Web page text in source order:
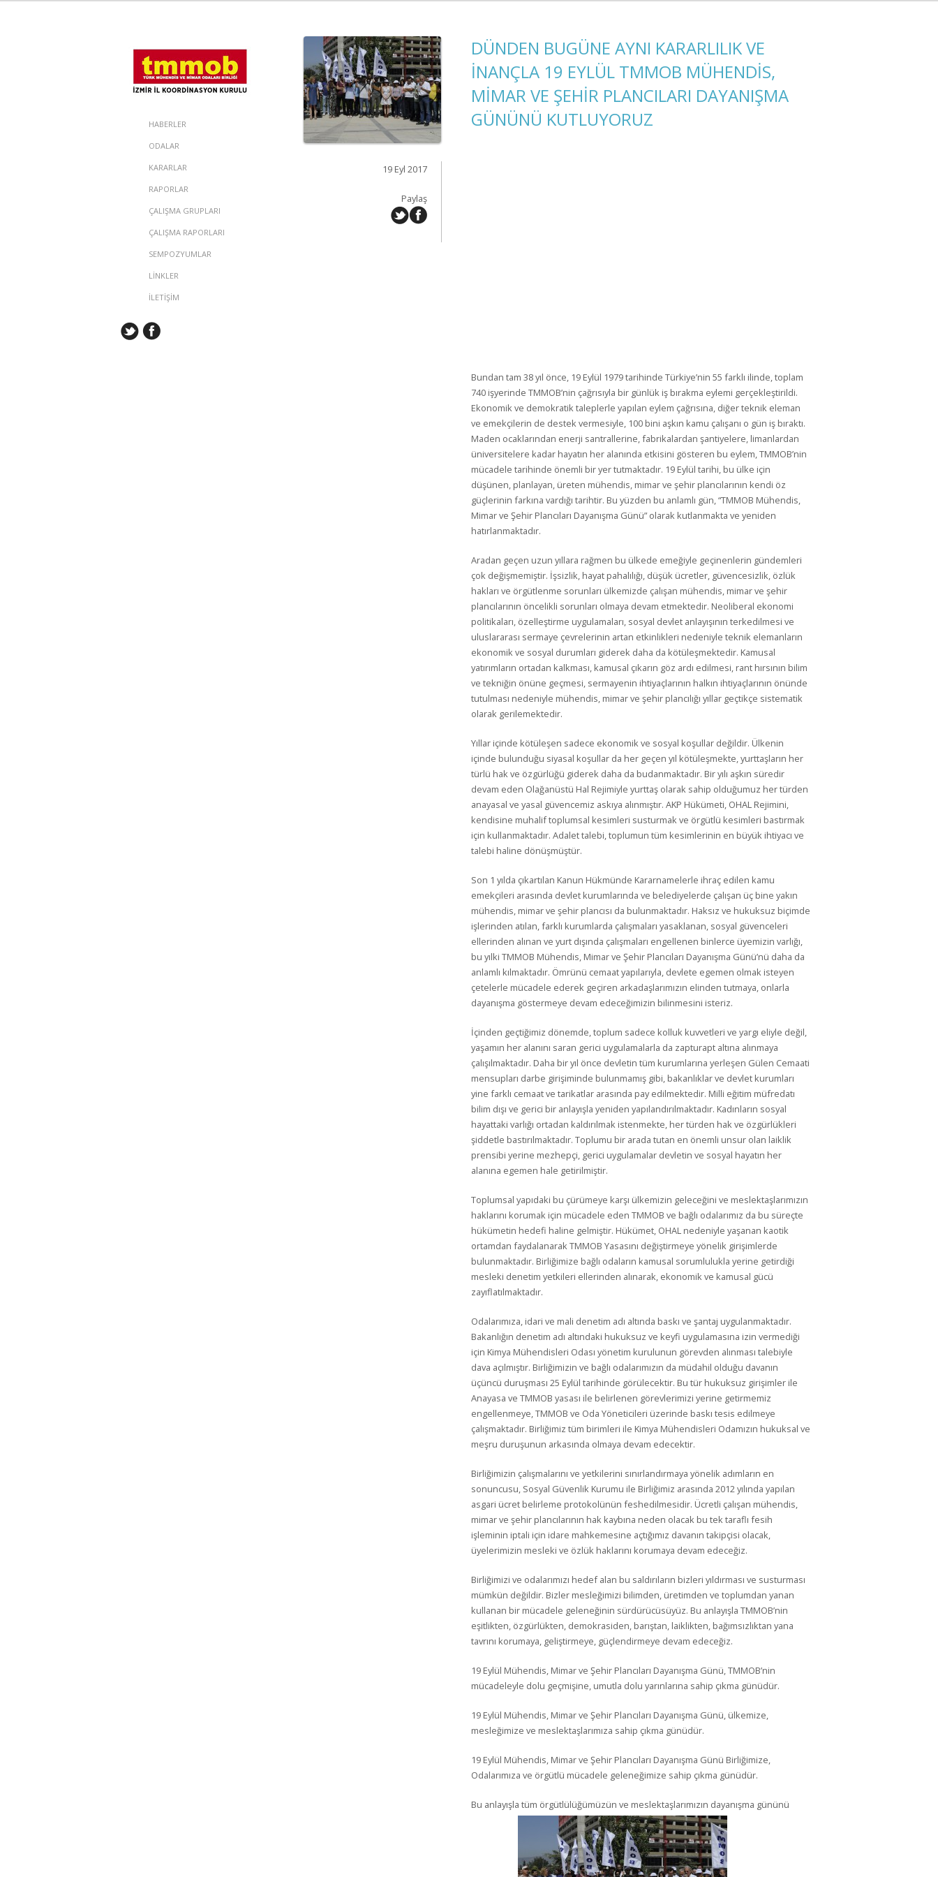
HABERLER
ODALAR
KARARLAR
RAPORLAR
ÇALIŞMA GRUPLARI
ÇALIŞMA RAPORLARI
SEMPOZYUMLAR
LİNKLER
İLETİŞİM
19 Eyl 2017
Paylaş
DÜNDEN BUGÜNE AYNI KARARLILIK VE
İNANÇLA 19 EYLÜL TMMOB MÜHENDİS,
MİMAR VE ŞEHİR PLANCILARI DAYANIŞMA
GÜNÜNÜ KUTLUYORUZ
Bundan tam 38 yıl önce, 19 Eylül 1979 tarihinde Türkiye’nin 55 farklı ilinde, toplam
740 işyerinde TMMOB’nin çağrısıyla bir günlük iş bırakma eylemi gerçekleştirildi.
Ekonomik ve demokratik taleplerle yapılan eylem çağrısına, diğer teknik eleman
ve emekçilerin de destek vermesiyle, 100 bini aşkın kamu çalışanı o gün iş bıraktı.
Maden ocaklarından enerji santrallerine, fabrikalardan şantiyelere, limanlardan
üniversitelere kadar hayatın her alanında etkisini gösteren bu eylem, TMMOB’nin
mücadele tarihinde önemli bir yer tutmaktadır. 19 Eylül tarihi, bu ülke için
düşünen, planlayan, üreten mühendis, mimar ve şehir plancılarının kendi öz
güçlerinin farkına vardığı tarihtir. Bu yüzden bu anlamlı gün, “TMMOB Mühendis,
Mimar ve Şehir Plancıları Dayanışma Günü” olarak kutlanmakta ve yeniden
hatırlanmaktadır.
Aradan geçen uzun yıllara rağmen bu ülkede emeğiyle geçinenlerin gündemleri
çok değişmemiştir. İşsizlik, hayat pahalılığı, düşük ücretler, güvencesizlik, özlük
hakları ve örgütlenme sorunları ülkemizde çalışan mühendis, mimar ve şehir
plancılarının öncelikli sorunları olmaya devam etmektedir. Neoliberal ekonomi
politikaları, özelleştirme uygulamaları, sosyal devlet anlayışının terkedilmesi ve
uluslararası sermaye çevrelerinin artan etkinlikleri nedeniyle teknik elemanların
ekonomik ve sosyal durumları giderek daha da kötüleşmektedir. Kamusal
yatırımların ortadan kalkması, kamusal çıkarın göz ardı edilmesi, rant hırsının bilim
ve tekniğin önüne geçmesi, sermayenin ihtiyaçlarının halkın ihtiyaçlarının önünde
tutulması nedeniyle mühendis, mimar ve şehir plancılığı yıllar geçtikçe sistematik
olarak gerilemektedir.
Yıllar içinde kötüleşen sadece ekonomik ve sosyal koşullar değildir. Ülkenin
içinde bulunduğu siyasal koşullar da her geçen yıl kötüleşmekte, yurttaşların her
türlü hak ve özgürlüğü giderek daha da budanmaktadır. Bir yılı aşkın süredir
devam eden Olağanüstü Hal Rejimiyle yurttaş olarak sahip olduğumuz her türden
anayasal ve yasal güvencemiz askıya alınmıştır. AKP Hükümeti, OHAL Rejimini,
kendisine muhalif toplumsal kesimleri susturmak ve örgütlü kesimleri bastırmak
için kullanmaktadır. Adalet talebi, toplumun tüm kesimlerinin en büyük ihtiyacı ve
talebi haline dönüşmüştür.
Son 1 yılda çıkartılan Kanun Hükmünde Kararnamelerle ihraç edilen kamu
emekçileri arasında devlet kurumlarında ve belediyelerde çalışan üç bine yakın
mühendis, mimar ve şehir plancısı da bulunmaktadır. Haksız ve hukuksuz biçimde
işlerinden atılan, farklı kurumlarda çalışmaları yasaklanan, sosyal güvenceleri
ellerinden alınan ve yurt dışında çalışmaları engellenen binlerce üyemizin varlığı,
bu yılki TMMOB Mühendis, Mimar ve Şehir Plancıları Dayanışma Günü’nü daha da
anlamlı kılmaktadır. Ömrünü cemaat yapılarıyla, devlete egemen olmak isteyen
çetelerle mücadele ederek geçiren arkadaşlarımızın elinden tutmaya, onlarla
dayanışma göstermeye devam edeceğimizin bilinmesini isteriz.
İçinden geçtiğimiz dönemde, toplum sadece kolluk kuvvetleri ve yargı eliyle değil,
yaşamın her alanını saran gerici uygulamalarla da zapturapt altına alınmaya
çalışılmaktadır. Daha bir yıl önce devletin tüm kurumlarına yerleşen Gülen Cemaati
mensupları darbe girişiminde bulunmamış gibi, bakanlıklar ve devlet kurumları
yine farklı cemaat ve tarikatlar arasında pay edilmektedir. Milli eğitim müfredatı
bilim dışı ve gerici bir anlayışla yeniden yapılandırılmaktadır. Kadınların sosyal
hayattaki varlığı ortadan kaldırılmak istenmekte, her türden hak ve özgürlükleri
şiddetle bastırılmaktadır. Toplumu bir arada tutan en önemli unsur olan laiklik
prensibi yerine mezhepçi, gerici uygulamalar devletin ve sosyal hayatın her
alanına egemen hale getirilmiştir.
Toplumsal yapıdaki bu çürümeye karşı ülkemizin geleceğini ve meslektaşlarımızın
haklarını korumak için mücadele eden TMMOB ve bağlı odalarımız da bu süreçte
hükümetin hedefi haline gelmiştir. Hükümet, OHAL nedeniyle yaşanan kaotik
ortamdan faydalanarak TMMOB Yasasını değiştirmeye yönelik girişimlerde
bulunmaktadır. Birliğimize bağlı odaların kamusal sorumlulukla yerine getirdiği
mesleki denetim yetkileri ellerinden alınarak, ekonomik ve kamusal gücü
zayıflatılmaktadır.
Odalarımıza, idari ve mali denetim adı altında baskı ve şantaj uygulanmaktadır.
Bakanlığın denetim adı altındaki hukuksuz ve keyfi uygulamasına izin vermediği
için Kimya Mühendisleri Odası yönetim kurulunun görevden alınması talebiyle
dava açılmıştır. Birliğimizin ve bağlı odalarımızın da müdahil olduğu davanın
üçüncü duruşması 25 Eylül tarihinde görülecektir. Bu tür hukuksuz girişimler ile
Anayasa ve TMMOB yasası ile belirlenen görevlerimizi yerine getirmemiz
engellenmeye, TMMOB ve Oda Yöneticileri üzerinde baskı tesis edilmeye
çalışmaktadır. Birliğimiz tüm birimleri ile Kimya Mühendisleri Odamızın hukuksal ve
meşru duruşunun arkasında olmaya devam edecektir.
Birliğimizin çalışmalarını ve yetkilerini sınırlandırmaya yönelik adımların en
sonuncusu, Sosyal Güvenlik Kurumu ile Birliğimiz arasında 2012 yılında yapılan
asgari ücret belirleme protokolünün feshedilmesidir. Ücretli çalışan mühendis,
mimar ve şehir plancılarının hak kaybına neden olacak bu tek taraflı fesih
işleminin iptali için idare mahkemesine açtığımız davanın takipçisi olacak,
üyelerimizin mesleki ve özlük haklarını korumaya devam edeceğiz.
Birliğimizi ve odalarımızı hedef alan bu saldırıların bizleri yıldırması ve susturması
mümkün değildir. Bizler mesleğimizi bilimden, üretimden ve toplumdan yanan
kullanan bir mücadele geleneğinin sürdürücüsüyüz. Bu anlayışla TMMOB’nin
eşitlikten, özgürlükten, demokrasiden, barıştan, laiklikten, bağımsızlıktan yana
tavrını korumaya, geliştirmeye, güçlendirmeye devam edeceğiz.
19 Eylül Mühendis, Mimar ve Şehir Plancıları Dayanışma Günü, TMMOB’nin
mücadeleyle dolu geçmişine, umutla dolu yarınlarına sahip çıkma günüdür.
19 Eylül Mühendis, Mimar ve Şehir Plancıları Dayanışma Günü, ülkemize,
mesleğimize ve meslektaşlarımıza sahip çıkma günüdür.
19 Eylül Mühendis, Mimar ve Şehir Plancıları Dayanışma Günü Birliğimize,
Odalarımıza ve örgütlü mücadele geleneğimize sahip çıkma günüdür.
Bu anlayışla tüm örgütlülüğümüzün ve meslektaşlarımızın dayanışma gününü